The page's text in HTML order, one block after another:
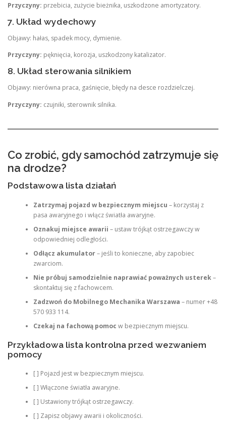
Przyczyny: przebicia, zużycie bieżnika, uszkodzone amortyzatory.
7. Układ wydechowy
Objawy: hałas, spadek mocy, dymienie.
Przyczyny: pęknięcia, korozja, uszkodzony katalizator.
8. Układ sterowania silnikiem
Objawy: nierówna praca, gaśnięcie, błędy na desce rozdzielczej.
Przyczyny: czujniki, sterownik silnika.
Co zrobić, gdy samochód zatrzymuje się
na drodze?
Podstawowa lista działań
Zatrzymaj pojazd w bezpiecznym miejscu – korzystaj z
pasa awaryjnego i włącz światła awaryjne.
Oznakuj miejsce awarii – ustaw trójkąt ostrzegawczy w
odpowiedniej odległości.
Odłącz akumulator– jeśli to konieczne, aby zapobiec
zwarciom.
Nie próbuj samodzielnie naprawiać poważnych usterek–
skontaktuj się z fachowcem.
Zadzwoń do Mobilnego Mechanika Warszawa – numer +48
570 933 114.
Czekaj na fachową pomoc w bezpiecznym miejscu.
Przykładowa lista kontrolna przed wezwaniem
pomocy
[ ] Pojazd jest w bezpiecznym miejscu.
[ ] Włączone światła awaryjne.
[ ] Ustawiony trójkąt ostrzegawczy.
[ ] Zapisz objawy awarii i okoliczności.